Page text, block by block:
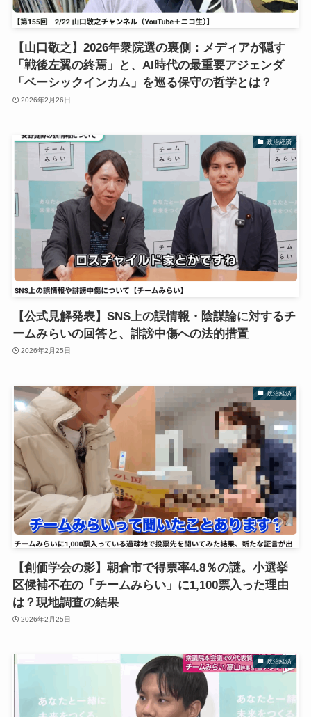
【山口敬之】2026年衆院選の裏側：メディアが隠す
「戦後左翼の終焉」と、AI時代の最重要アジェンダ
「ベーシックインカム」を巡る保守の哲学とは？
2026年2月26日
政治経済
【公式見解発表】SNS上の誤情報・陰謀論に対するチ
ームみらいの回答と、誹謗中傷への法的措置
2026年2月25日
政治経済
【創価学会の影】朝倉市で得票率4.8％の謎。小選挙
区候補不在の「チームみらい」に1,100票入った理由
は？現地調査の結果
2026年2月25日
政治経済